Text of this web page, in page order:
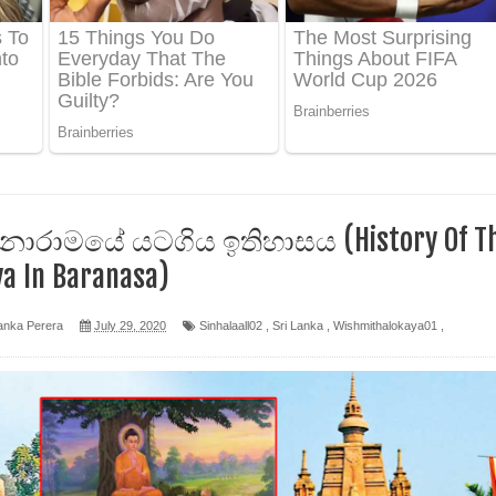
පෙළ
ලියන්න ගීතයේ පද පෙළ
යටගිය ඉතිහාසය (History Of
In Baranasa)
Perera July 29, 2020 Sinhalaall02 Sri Lanka Wishmithalokaya01